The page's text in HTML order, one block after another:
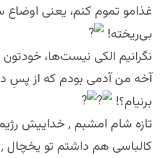
غذامو تموم کنم، یعنی اوضاع
بی‌ریخته!
نگرانیم الکی نیست‌ها،
آخه من آدمی بودم که از پسِ
برنیام؟!
تازه شام امشبم , خداییش
کالباسی هم داشتم تو یخچال